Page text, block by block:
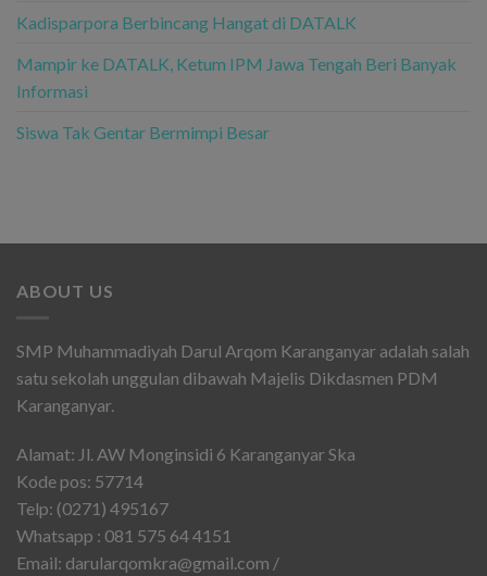
Kadisparpora Berbincang Hangat di DATALK
Mampir ke DATALK, Ketum IPM Jawa Tengah Beri Banyak
Informasi
Siswa Tak Gentar Bermimpi Besar
ABOUT US
SMP Muhammadiyah Darul Arqom Karanganyar adalah salah
satu sekolah unggulan dibawah Majelis Dikdasmen PDM
Karanganyar.
Alamat: Jl. AW Monginsidi 6 Karanganyar Ska
Kode pos: 57714
Telp: (0271) 495167
Whatsapp : 081 575 64 4151
Email: darularqomkra@gmail.com /